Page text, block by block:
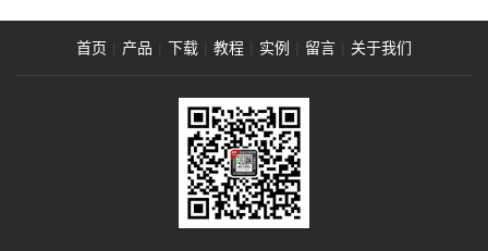
首页 产品 下载 教程 实例 留言 关于我们